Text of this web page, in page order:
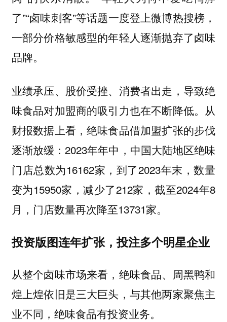
了”“卤味刺客”等话题一度登上微博热搜榜，
一部分价格敏感型的年轻人逐渐抛弃了卤味
品牌。
业绩承压、股价受挫、消费者出走，导致绝
味食品对加盟商的吸引力也在不断降低。从
财报数据上看，绝味食品借加盟扩张的步伐
逐渐放缓：2023年年中，中国大陆地区绝味
门店总数为16162家，到了2023年末，数量
变为15950家，减少了212家，截至2024年8
月，门店数量再次降至13731家。
投资版图连年扩张，投注多个明星企业
从整个卤味市场来看，绝味食品、周黑鸭和
煌上煌依旧是三大巨头，与其他两家聚焦主
业不同，绝味食品有投资业务。